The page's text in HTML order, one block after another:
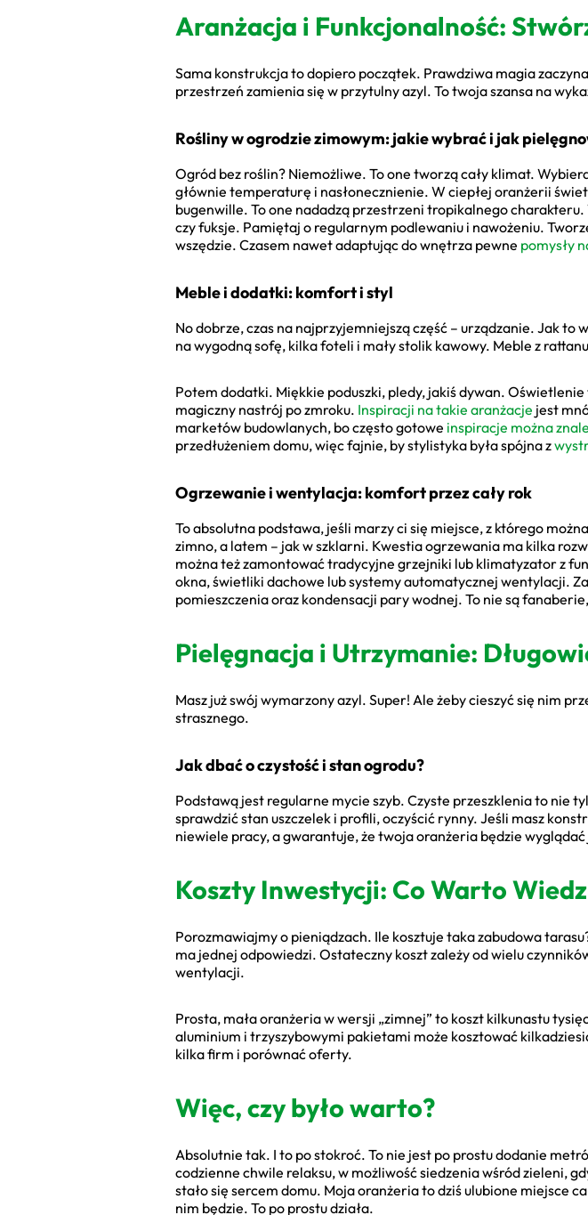
Aranżacja i Funkcjonalność:
Sama konstrukcja to dopiero początek. Prawdziwa magia
przestrzeń zamienia się w przytulny azyl. To twoja szansa na
Rośliny w ogrodzie zimowym: jakie wybrać i jak
Ogród bez roślin? Niemożliwe. To one tworzą cały klimat.
głównie temperaturę i nasłonecznienie. W ciepłej oranżerii
bugenwille. To one nadadzą przestrzeni tropikalnego
czy fuksje. Pamiętaj o regularnym podlewaniu i nawożeniu.
wszędzie. Czasem nawet adaptując do wnętrza pewne pomysły
Meble i dodatki: komfort i styl
No dobrze, czas na najprzyjemniejszą część – urządzanie. Jak
na wygodną sofę, kilka foteli i mały stolik kawowy. Meble z
Potem dodatki. Miękkie poduszki, pledy, jakiś dywan.
magiczny nastrój po zmroku. Inspiracji na takie aranżacje jest
marketów budowlanych, bo często gotowe inspiracje można
przedłużeniem domu, więc fajnie, by stylistyka była spójna z
Ogrzewanie i wentylacja: komfort przez cały rok
To absolutna podstawa, jeśli marzy ci się miejsce, z którego
zimno, a latem – jak w szklarni. Kwestia ogrzewania ma kilka
można też zamontować tradycyjne grzejniki lub klimatyzator z
okna, świetliki dachowe lub systemy automatycznej wentylacji.
pomieszczenia oraz kondensacji pary wodnej. To nie są
Pielęgnacja i Utrzymanie:
Masz już swój wymarzony azyl. Super! Ale żeby cieszyć się nim
strasznego.
Jak dbać o czystość i stan ogrodu?
Podstawą jest regularne mycie szyb. Czyste przeszklenia to nie
sprawdzić stan uszczelek i profili, oczyścić rynny. Jeśli masz
niewiele pracy, a gwarantuje, że twoja oranżeria będzie
Koszty Inwestycji: Co Warto
Porozmawiajmy o pieniądzach. Ile kosztuje taka zabudowa
ma jednej odpowiedzi. Ostateczny koszt zależy od wielu
wentylacji.
Prosta, mała oranżeria w wersji „zimnej” to koszt kilkunastu
aluminium i trzyszybowymi pakietami może kosztować
kilka firm i porównać oferty.
Więc, czy było warto?
Absolutnie tak. I to po stokroć. To nie jest po prostu dodanie
codzienne chwile relaksu, w możliwość siedzenia wśród zieleni,
stało się sercem domu. Moja oranżeria to dziś ulubione miejsce
nim będzie. To po prostu działa.